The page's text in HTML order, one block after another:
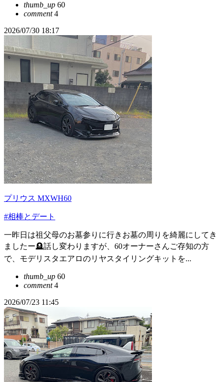
thumb_up 60
comment4
2026/07/30 18:17
プリウス MXWH60
#相棒とデート
一昨日は祖父母のお墓参りに行きお墓の周りを綺麗にしてき
ましたー🪦話し変わりますが、60オーナーさんご存知の方
で、モデリスタエアロのリヤスタイリングキットを...
thumb_up 60
comment4
2026/07/23 11:45